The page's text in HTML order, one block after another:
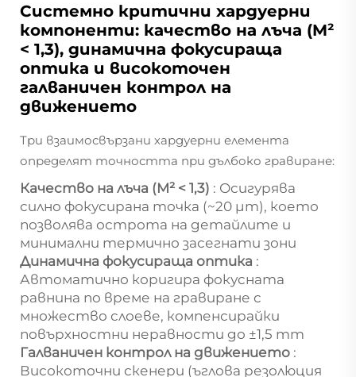
Системно критични хардуерни
компоненти: качество на лъча (M²
< 1,3), динамична фокусираща
оптика и високоточен
галваничен контрол на
движението
Три взаимосвързани хардуерни елемента
определят точността при дълбоко гравиране:
Качество на лъча (M² < 1,3) : Осигурява
силно фокусирана точка (~20 µm), което
позволява острота на детайлите и
минимални термично засегнати зони
Динамична фокусираща оптика :
Автоматично коригира фокусната
равнина по време на гравиране с
множество слоеве, компенсирайки
повърхностни неравности до ±1,5 mm
Галваничен контрол на движението :
Високоточни скенери (ъглова резолюция